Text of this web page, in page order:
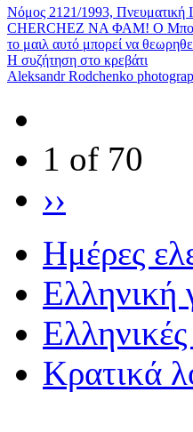
Νόμος 2121/1993, Πνευματική
CHERCHEZ ΝΑ ΦΑΜ! Ο
το μαιλ αυτό μπορεί να
Η συζήτηση στο κρεβάτι
Aleksandr Rodchenko
1 of 70
››
Ημέρες
Eλληνική
Κρατικά